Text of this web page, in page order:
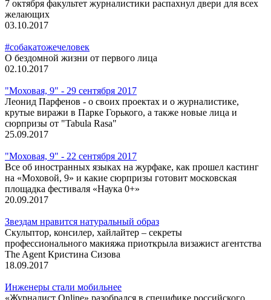
7 октября факультет журналистики распахнул двери для всех
желающих
03.10.2017
#собакатожечеловек
О бездомной жизни от первого лица
02.10.2017
"Моховая, 9" - 29 сентября 2017
Леонид Парфенов - о своих проектах и о журналистике,
крутые виражи в Парке Горького, а также новые лица и
сюрпризы от "Tabula Rasa"
25.09.2017
"Моховая, 9" - 22 сентября 2017
Все об иностранных языках на журфаке, как прошел кастинг
на «Моховой, 9» и какие сюрпризы готовит московская
площадка фестиваля «Наука 0+»
20.09.2017
Звездам нравится натуральный образ
Скульптор, консилер, хайлайтер – секреты
профессионального макияжа приоткрыла визажист агентства
The Agent Кристина Сизова
18.09.2017
Инженеры стали мобильнее
«Журналист Online» разобрался в специфике российского